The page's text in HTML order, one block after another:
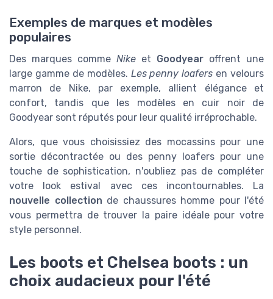
Exemples de marques et modèles
populaires
Des marques comme Nike et Goodyear offrent une
large gamme de modèles. Les penny loafers en velours
marron de Nike, par exemple, allient élégance et
confort, tandis que les modèles en cuir noir de
Goodyear sont réputés pour leur qualité irréprochable.
Alors, que vous choisissiez des mocassins pour une
sortie décontractée ou des penny loafers pour une
touche de sophistication, n'oubliez pas de compléter
votre look estival avec ces incontournables. La
nouvelle collection de chaussures homme pour l'été
vous permettra de trouver la paire idéale pour votre
style personnel.
Les boots et Chelsea boots : un
choix audacieux pour l'été